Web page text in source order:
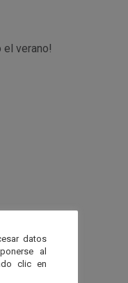
el verano!
datos
al
clic en